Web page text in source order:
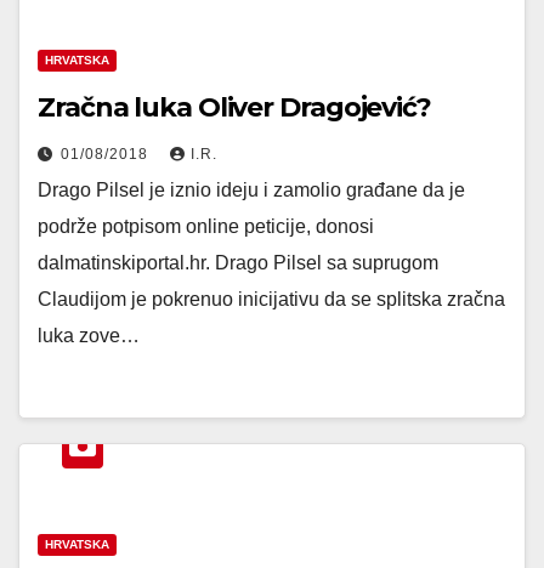
HRVATSKA
Zračna luka Oliver Dragojević?
01/08/2018 I.R.
Drago Pilsel je iznio ideju i zamolio građane da je
podrže potpisom online peticije, donosi
dalmatinskiportal.hr. Drago Pilsel sa suprugom
Claudijom je pokrenuo inicijativu da se splitska zračna
luka zove…
HRVATSKA